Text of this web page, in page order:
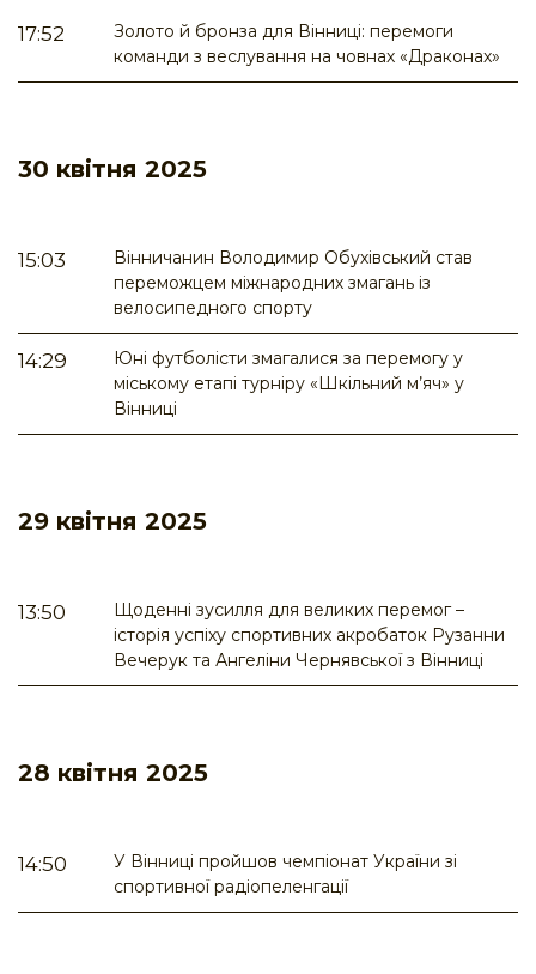
17:52
Золото й бронза для Вінниці: перемоги
команди з веслування на човнах «Драконах»
30 квітня 2025
15:03
Вінничанин Володимир Обухівський став
переможцем міжнародних змагань із
велосипедного спорту
14:29
Юні футболісти змагалися за перемогу у
міському етапі турніру «Шкільний м’яч» у
Вінниці
29 квітня 2025
13:50
Щоденні зусилля для великих перемог –
історія успіху спортивних акробаток Рузанни
Вечерук та Ангеліни Чернявської з Вінниці
28 квітня 2025
14:50
У Вінниці пройшов чемпіонат України зі
спортивної радіопеленгації